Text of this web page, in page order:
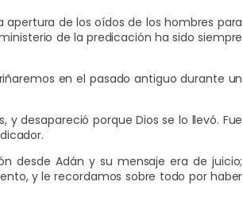
el
volumen.
de los oídos de los hombres para
de la predicación ha sido siempre
en el pasado antiguo durante un
desapareció porque Dios se lo llevó. Fue
desde Adán y su mensaje era de juicio;
y le recordamos sobre todo por haber